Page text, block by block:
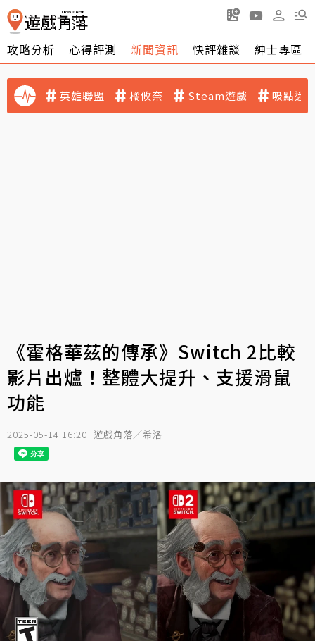
攻略分析 心得評測 新聞資訊 快評雜談 紳士專區
英雄聯盟 橘攸奈 Steam遊戲 吸點迷
《霍格華茲的傳承》Switch 2比較
影片出爐！整體大提升、支援滑鼠
功能
2025-05-14 16:20 遊戲角落／希洛